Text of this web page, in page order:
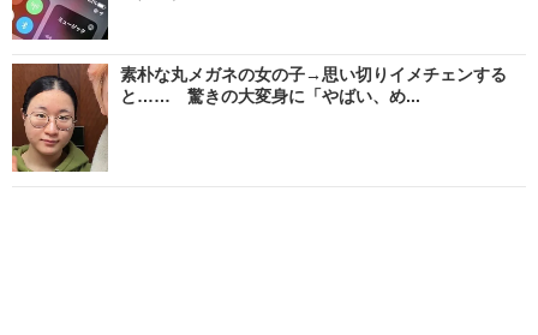
素朴な丸メガネの女の子→思い切りイメチェンする
と…… 驚きの大変身に「やばい、め...